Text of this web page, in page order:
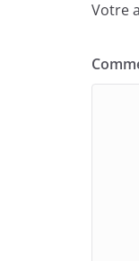
o
k
Votre